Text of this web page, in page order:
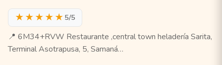
★★★★★ 5/5
📍 6M34+RVW Restaurante ,central town heladería Sarita,
Terminal Asotrapusa, 5, Samaná…